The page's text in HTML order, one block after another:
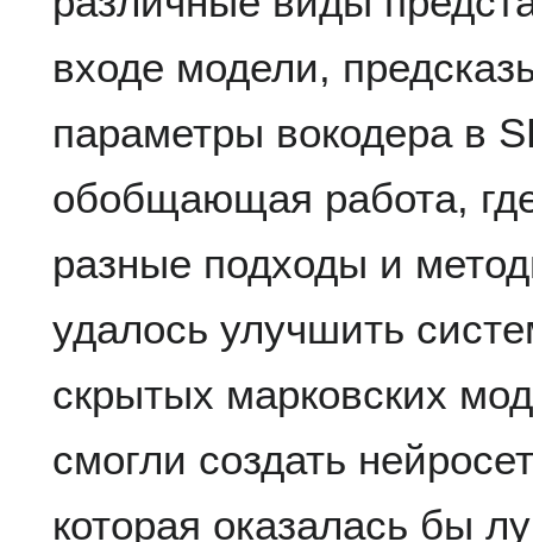
входе модели,
параметры вокодера в
обобщающая работа,
разные подходы и
удалось улучшить
скрытых марковских
смогли создать
которая оказалась бы